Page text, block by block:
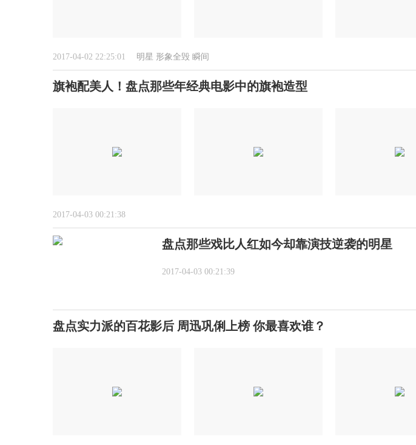
2017-04-02 22:25:01 明星 形象全毁 瞬间
旗袍配美人！盘点那些年经典电影中的旗袍造型
2017-04-03 00:21:38
盘点那些戏比人红如今却靠演技逆袭的明星
2017-04-03 00:21:39
盘点实力派的百花影后 周迅巩俐上榜 你最喜欢谁？